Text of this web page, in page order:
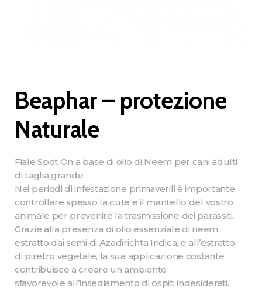
Beaphar – protezione
Naturale
Fiale Spot On a base di olio di Neem per cani adulti
di taglia grande.
Nei periodi di infestazione primaverili è importante
controllare spesso la cute e il mantello del vostro
animale per prevenire la trasmissione dei parassiti.
Grazie alla presenza di olio essenziale di neem,
estratto dai semi di Azadirichta Indica, e all’estratto
di piretro vegetale, la sua applicazione costante
contribuisce a creare un ambiente
sfavorevole all’insediamento di ospiti indesiderati.